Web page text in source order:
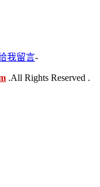
我留言-
.All Rights Reserved .